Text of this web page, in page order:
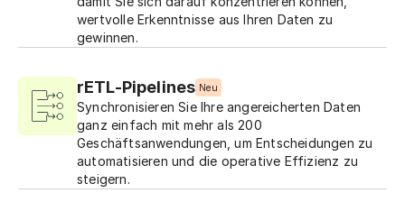
wertvolle Erkenntnisse aus Ihren Daten zu
gewinnen.
rETL-Pipelines Neu
Synchronisieren Sie Ihre angereicherten Daten
ganz einfach mit mehr als 200
Geschäftsanwendungen, um Entscheidungen zu
automatisieren und die operative Effizienz zu
steigern.